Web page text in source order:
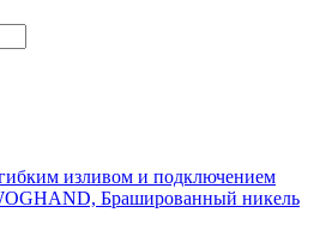
изливом и подключением
Брашированный никель